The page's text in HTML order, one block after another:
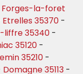
Forges-la-foret
Etrelles 35370 -
liffre 35340 -
35120 -
35210 -
Domagne 35113 -